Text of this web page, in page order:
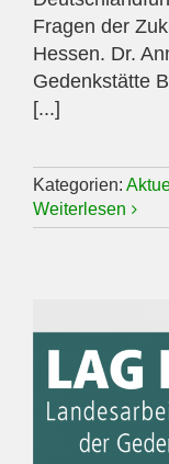
Fragen der
Hessen. Dr.
Gedenkstätte
[...]
Kategorien:
Weiterlesen